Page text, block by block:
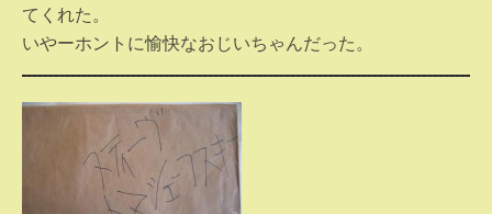
てくれた。
いやーホントに愉快なおじいちゃんだった。